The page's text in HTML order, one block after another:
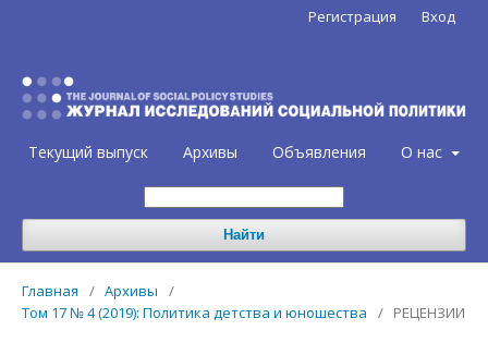
Текущий выпуск Архивы Объявления О нас
Найти
Регистрация Вход
Главная / Архивы
/
Том 17 № 4 (2019): Политика детства и юношества
/ РЕЦЕНЗИИ